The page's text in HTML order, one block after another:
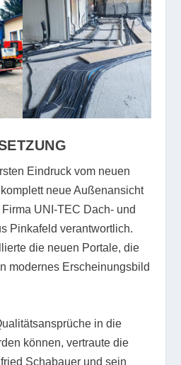
Eindruck vom neuen
neue Außenansicht
UNI-TEC Dach- und
Pinkafeld verantwortlich.
die neuen Portale, die
modernes Erscheinungsbild
in die
können, vertraute die
Schabauer und sein